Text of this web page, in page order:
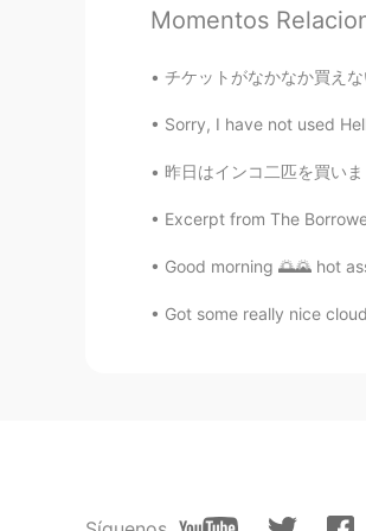
かばんどうした
Shinsuke
Momentos
チケットがなかなか買えないので、
Sorry, I have not used
昨日はインコ二匹を買いました!
Excerpt from The
Good morning 🌅🌄 hot
Got some really nice